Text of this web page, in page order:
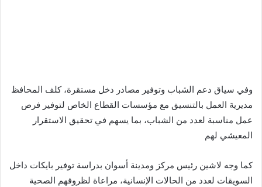
وفي سياق دعم الشباب وتوفير مصادر دخل مستقرة، كلف المحافظ
مديرية العمل بالتنسيق مع مؤسسات القطاع الخاص لتوفير فرص
عمل مناسبة لعدد من الشباب، بما يسهم في تحقيق الاستقرار
المعيشي لهم
كما وجه لاشين رئيس مركز ومدينة أسوان بدراسة توفير بايكات داخل
السويقات لعدد من الحالات الإنسانية، مراعاة لظروفهم الصحية